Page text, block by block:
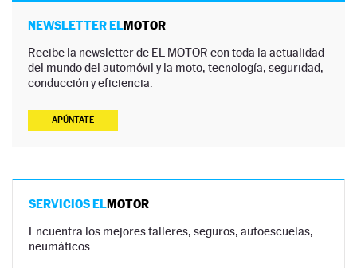
NEWSLETTER ELMOTOR
Recibe la newsletter de EL MOTOR con toda la actualidad
del mundo del automóvil y la moto, tecnología, seguridad,
conducción y eficiencia.
APÚNTATE
SERVICIOS ELMOTOR
Encuentra los mejores talleres, seguros, autoescuelas,
neumáticos…